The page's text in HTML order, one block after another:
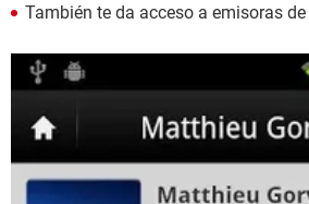
También te da acceso a emisoras de